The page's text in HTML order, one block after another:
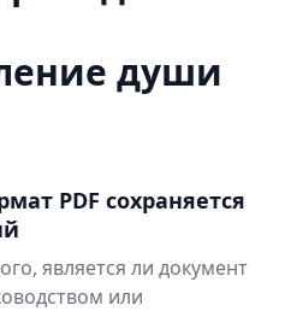
души
PDF сохраняется
является ли документ
или